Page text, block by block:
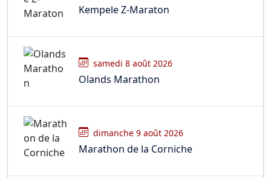
Kempele Z-Maraton
samedi 8 août 2026
Olands Marathon
dimanche 9 août 2026
Marathon de la Corniche